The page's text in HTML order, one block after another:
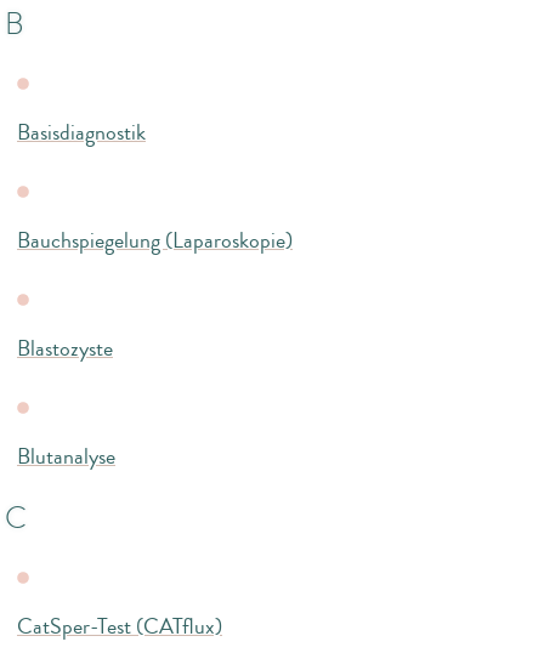
B
Basisdiagnostik
Bauchspiegelung (Laparoskopie)
Blastozyste
Blutanalyse
C
CatSper-Test (CATflux)